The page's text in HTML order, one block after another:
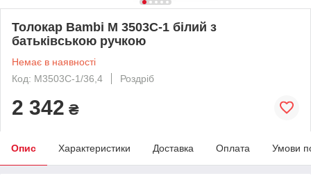
Толокар Bambi M 3503C-1 білий з
батьківською ручкою
Немає в наявності
Код: M3503С-1/36,4
Роздріб
2 342 ₴
Опис Характеристики Доставка Оплата Умови